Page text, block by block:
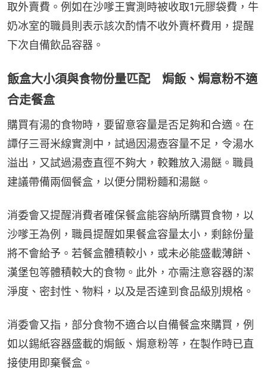
取外賣費。例如在沙嗲王實測時被收取1元膠袋費，牛
奶冰室的職員則表示該次酌情不收外賣杯費用，提醒
下次自備飲品容器。
飯盒大小須與食物份量匹配 焗飯、焗意粉不適
合走餐盒
購買有湯的食物時，要留意容量是否足夠和合適。在
譚仔三哥米線實測中，試過因湯壺容量不足，令湯水
溢出，又試過湯壺直徑不夠大，較難放入湯餸。職員
建議帶備兩個餐盒，以便分開粉麵和湯餸。
消委會又提醒消費者確保餐盒能容納所購買食物，以
沙嗲王為例，職員提醒如果餐盒容量太小，剩餘份量
將不會給予。若餐盒體積較小，或未必能盛載薄餅、
漢堡包等體積較大的食物。此外，亦需注意容器的潔
淨度、密封性、物料，以及是否達到食品級別規格。
消委會又指，部分食物不適合以自備餐盒來購買，例
如以錫紙容器盛載的焗飯、焗意粉等，在製作時已直
接使用即棄餐盒。